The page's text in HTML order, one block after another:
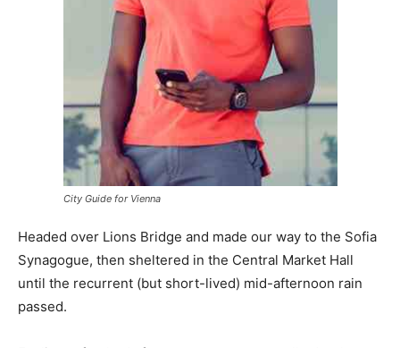
City Guide for Vienna
Headed over Lions Bridge and made our way to the Sofia
Synagogue, then sheltered in the Central Market Hall
until the recurrent (but short-lived) mid-afternoon rain
passed.